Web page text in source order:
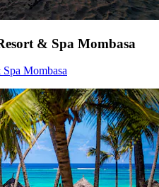
& Spa Mombasa
Mombasa